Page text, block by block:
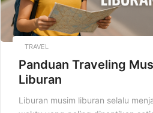
TRAVEL
Panduan Traveling
Liburan
Liburan musim liburan selalu